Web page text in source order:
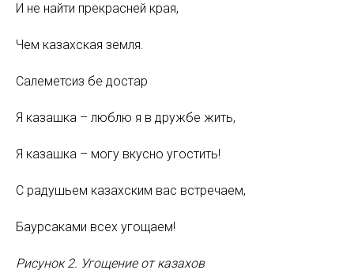
И не найти прекрасней края,
Чем казахская земля.
Салеметсиз бе достар
Я казашка – люблю я в дружбе жить,
Я казашка – могу вкусно угостить!
С радушьем казахским вас встречаем,
Баурсаками всех угощаем!
Рисунок 2. Угощение от казахов